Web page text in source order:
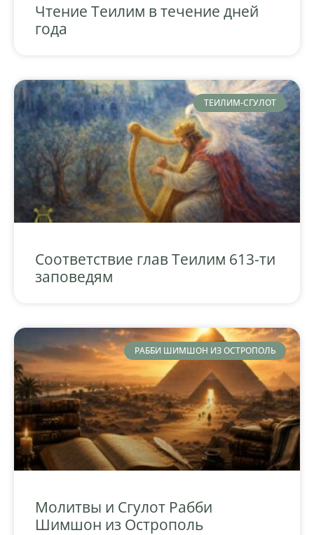
Чтение Теилим в течение дней
года
ТЕИЛИМ-СГУЛОТ
Соответствие глав Теилим 613-ти
заповедям
РАББИ ШИМШОН ИЗ ОСТРОПОЛЬ
Молитвы и Сгулот Рабби
Шимшон из Острополь